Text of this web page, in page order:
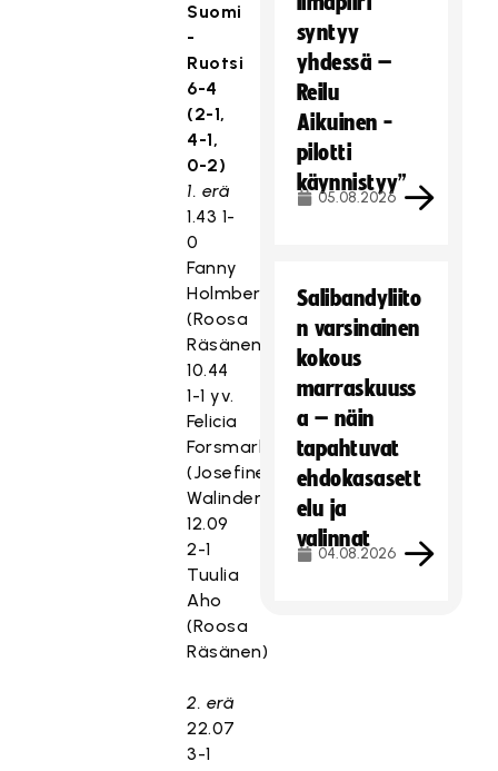
Suomi
-
Ruotsi
6-4
(2-1,
4-1,
0-2)
1. erä
1.43 1-
0
Fanny
Holmberg
(Roosa
Räsänen)
10.44
1-1 yv.
Felicia
Forsmark
(Josefine
Walinder)
12.09
2-1
Tuulia
Aho
(Roosa
Räsänen)
2. erä
22.07
3-1
syntyy
yhdessä –
Reilu
Aikuinen -
pilotti
käynnistyy”
05.08.2026
Salibandyliito
n varsinainen
kokous
marraskuuss
a – näin
tapahtuvat
ehdokasasett
elu ja
valinnat
04.08.2026